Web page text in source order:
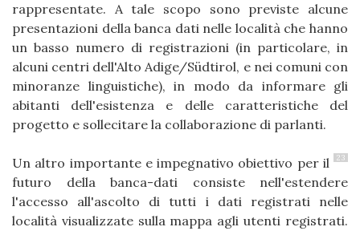
rappresentate. A tale scopo sono previste alcune
presentazioni della banca dati nelle località che hanno
un basso numero di registrazioni (in particolare, in
alcuni centri dell'Alto Adige/Südtirol, e nei comuni con
minoranze linguistiche), in modo da informare gli
abitanti dell'esistenza e delle caratteristiche del
progetto e sollecitare la collaborazione di parlanti.
23
Un altro importante e impegnativo obiettivo per il
futuro della banca-dati consiste nell'estendere
l'accesso all'ascolto di tutti i dati registrati nelle
località visualizzate sulla mappa agli utenti registrati.